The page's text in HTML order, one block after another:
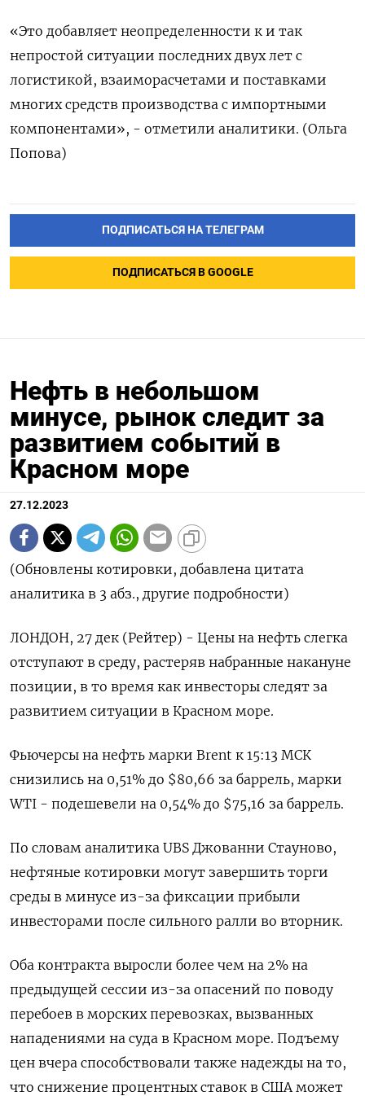
«Это добавляет неопределенности к и так
непростой ситуации последних двух лет с
логистикой, взаиморасчетами и поставками
многих средств производства с импортными
компонентами», - отметили аналитики. (Ольга
Попова)
ПОДПИСАТЬСЯ НА ТЕЛЕГРАМ
ПОДПИСАТЬСЯ В GOOGLE
Нефть в небольшом
минусе, рынок следит за
развитием событий в
Красном море
27.12.2023
(Обновлены котировки, добавлена цитата
аналитика в 3 абз., другие подробности)
ЛОНДОН, 27 дек (Рейтер) - Цены на нефть слегка
отступают в среду, растеряв набранные накануне
позиции, в то время как инвесторы следят за
развитием ситуации в Красном море.
Фьючерсы на нефть марки Brent к 15:13 МСК
снизились на 0,51% до $80,66 за баррель, марки
WTI - подешевели на 0,54% до $75,16 за баррель.
По словам аналитика UBS Джованни Стауново,
нефтяные котировки могут завершить торги
среды в минусе из-за фиксации прибыли
инвесторами после сильного ралли во вторник.
Оба контракта выросли более чем на 2% на
предыдущей сессии из-за опасений по поводу
перебоев в морских перевозках, вызванных
нападениями на суда в Красном море. Подъему
цен вчера способствовали также надежды на то,
что снижение процентных ставок в США может